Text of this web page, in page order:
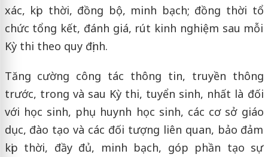
xác, kịp thời, đồng bộ, minh bạch; đồng thời tổ
chức tổng kết, đánh giá, rút kinh nghiệm sau mỗi
Kỳ thi theo quy định.
Tăng cường công tác thông tin, truyền thông
trước, trong và sau Kỳ thi, tuyển sinh, nhất là đối
với học sinh, phụ huynh học sinh, các cơ sở giáo
dục, đào tạo và các đối tượng liên quan, bảo đảm
kịp thời, đầy đủ, minh bạch, góp phần tạo sự